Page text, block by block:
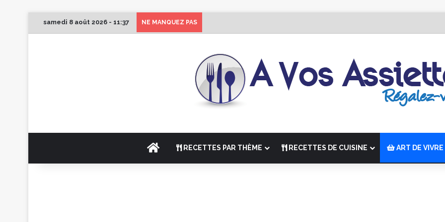
samedi 8 août 2026 - 11:37 NE MANQUEZ PAS
ACCUEILRECETTES PAR THÈME RECETTES DE CUISINE ART DE VIVRE